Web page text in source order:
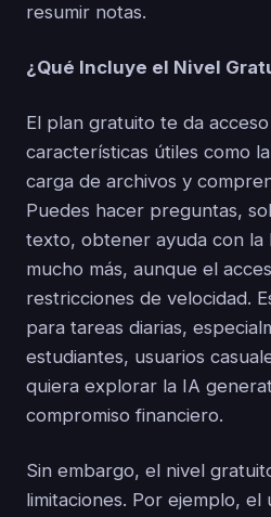
resumir notas.
¿Qué Incluye el Nivel
El plan gratuito te da
características útiles como
carga de archivos y
Puedes hacer preguntas,
texto, obtener ayuda con la
mucho más, aunque el
restricciones de velocidad.
para tareas diarias,
estudiantes, usuarios
quiera explorar la IA
compromiso financiero.
Sin embargo, el nivel
limitaciones. Por ejemplo, el